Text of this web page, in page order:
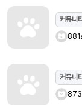
커뮤니
커뮤니